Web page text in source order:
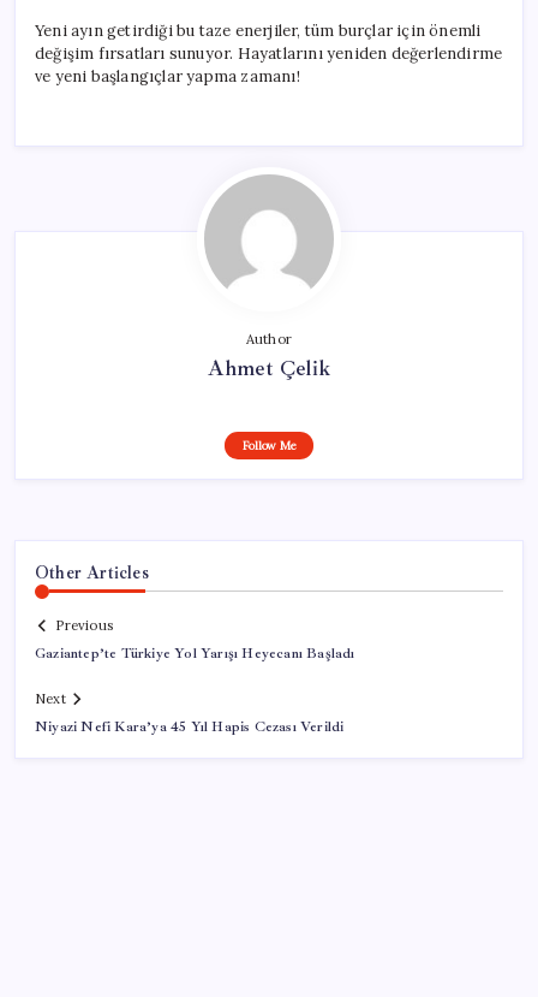
Yeni ayın getirdiği bu taze enerjiler, tüm burçlar için önemli
değişim fırsatları sunuyor. Hayatlarını yeniden değerlendirme
ve yeni başlangıçlar yapma zamanı!
Author
Ahmet Çelik
Follow Me
Other Articles
Previous
Gaziantep’te Türkiye Yol Yarışı Heyecanı Başladı
Next
Niyazi Nefi Kara’ya 45 Yıl Hapis Cezası Verildi